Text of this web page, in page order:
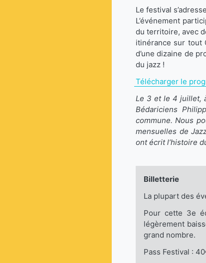
Le festival
L’événement
du territoire, avec
itinérance sur tout
d’une dizaine de
du jazz !
Télécharger le
Le 3 et le 4 juillet,
Bédariciens
commune. Nous
mensuelles de
ont écrit l’histoire
Billetterie
La plupart des
Pour cette 3e
légèrement
grand nombre.
Pass Festival :